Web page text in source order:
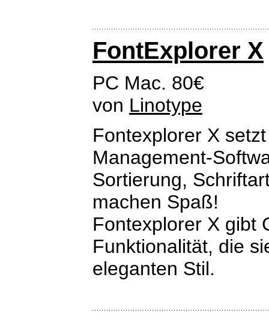
FontExplorer X
PC Mac. 80€
von Linotype
Fontexplorer X
Management-
Sortierung,
machen Spaß!
Fontexplorer X gibt
Funktionalität, die
eleganten Stil.